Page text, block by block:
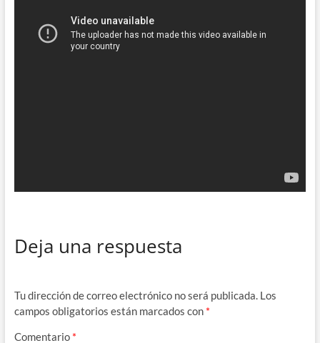
Deja una respuesta
Tu dirección de correo electrónico no será publicada. Los
campos obligatorios están marcados con *
Comentario *